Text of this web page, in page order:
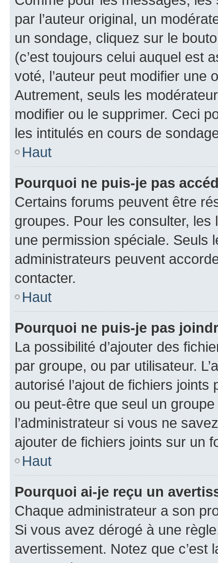
par l’auteur original, un
un sondage, cliquez sur le
(c’est toujours celui auquel est
voté, l’auteur peut modifier une
Autrement, seuls les
modifier ou le supprimer. Ceci
les intitulés en cours de
Haut
Pourquoi ne puis-je pas
Certains forums peuvent être
groupes. Pour les consulter,
une permission spéciale. Seuls
administrateurs peuvent
contacter.
Haut
Pourquoi ne puis-je pas
La possibilité d’ajouter des
par groupe, ou par utilisateur.
autorisé l’ajout de fichiers
ou peut-être que seul un
l’administrateur si vous ne
ajouter de fichiers joints sur un
Haut
Pourquoi ai-je reçu un
Chaque administrateur a son
Si vous avez dérogé à une
avertissement. Notez que c’est